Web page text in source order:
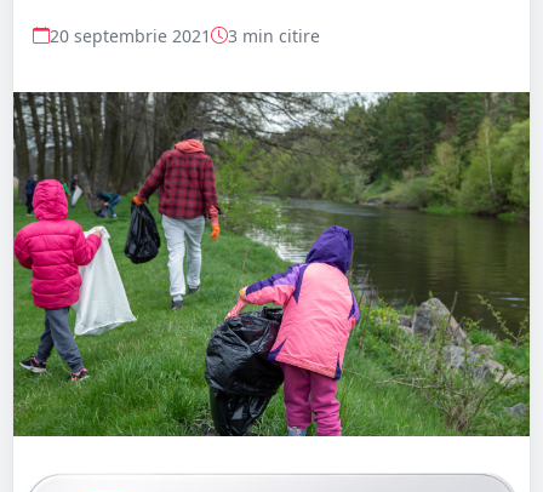
20 septembrie 2021 3 min citire